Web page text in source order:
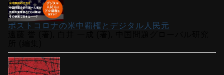
ポストコロナの米中覇権とデジタル人民元